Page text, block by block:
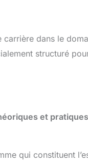
dans le
structuré
et pratiques
qui constituent